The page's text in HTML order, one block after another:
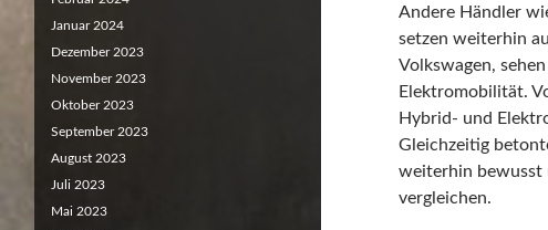
Andere Händler
setzen weiterhin
Volkswagen,
Elektromobilität.
Hybrid- und
Gleichzeitig
weiterhin bewusst
vergleichen.
Januar 2024
Dezember 2023
November 2023
Oktober 2023
September 2023
August 2023
Juli 2023
Mai 2023